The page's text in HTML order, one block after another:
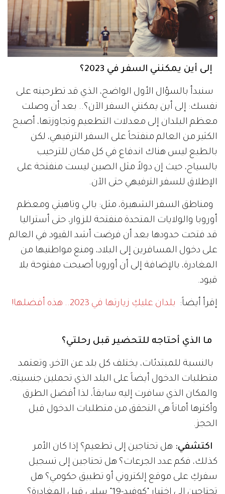
إلى أين يمكنني السفر في 2023؟
سنبدأ بالسؤال الأول الواضح، الذي قد تطرحينه على
نفسك: إلى أين يمكنني السفر الآن؟.. بعد أن وصلت
معظم البلدان إلى معدلات التطعيم وتجاوزتها، أصبح
الكثير من العالم منفتحاً على السفر الترفيهي، لكن
بالطبع ليس هناك اندفاع في كل مكان للترحيب
بالسياح، حيث إن دولاً مثل الصين ليست منفتحة على
الإطلاق للسفر الترفيهي حتى الآن.
ومناطق السفر الشهيرة، مثل: بالي وتاهيتي ومعظم
أوروبا والولايات المتحدة منفتحة للزوار، حتى أستراليا
قد فتحت حدودها بعد أن فرضت أشد القيود في العالم
على دخول المسافرين إلى البلاد، ومنع مواطنيها من
المغادرة، بالإضافة إلى أن أوروبا أصبحت مفتوحة بلا
قيود.
إقرأ أيضاً: بلدان عليكِ زيارتها في 2023.. هذه أفضلها!
ما الذي أحتاجه للتحضير قبل رحلتي؟
بالنسبة للمبتدئات، يختلف كل بلد عن الآخر، وتعتمد
متطلبات الدخول أيضاً على البلد الذي تحملين جنسيته،
والمكان الذي سافرت إليه سابقاً، لذا أفضل الطرق
وأكثرها أماناً هي التحقق من متطلبات الدخول قبل
الحجز.
اكتشفي: هل تحتاجين إلى تطعيم؟ إذا كان الأمر
كذلك، فكم عدد الجرعات؟ هل تحتاجين إلى تسجيل
سفركِ على موقع إلكتروني أو تطبيق حكومي؟ هل